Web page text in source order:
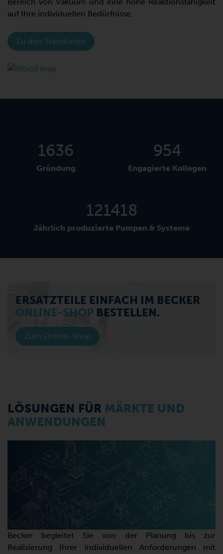
auf Ihre individuellen Bedürfnisse.
Zu den Standorten
1851
Gründung
1080
Engagierte Kollegen
137378
Jährlich produzierte Pumpen & Systeme
ERSATZTEILE EINFACH IM BECKER
ONLINE-SHOP BESTELLEN.
Zum Online-Shop
LÖSUNGEN FÜR MÄRKTE UND
ANWENDUNGEN
Becker begleitet Sie von der Planung bis zur
Realisierung Ihrer individuellen Anforderungen mit